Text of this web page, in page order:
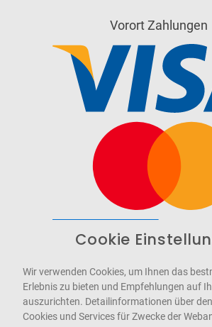
Vorort Zahlungen
WCAG-2.1-AA
Cookie
Wir verwenden Cookies, um Ihnen das
Erlebnis zu bieten und Empfehlungen auf
auszurichten. Detailinformationen über
Cookies und Services für Zwecke der